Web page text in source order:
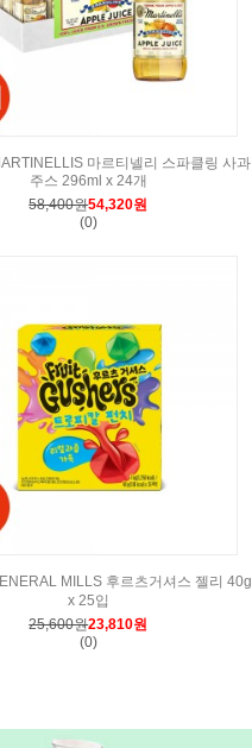
마르티넬리 스파클링 사과
주스 296ml x 24개
58,400원54,320원
(0)
MILLS 후르츠거셔스 젤리 40g
x 25입
25,600원23,810원
(0)